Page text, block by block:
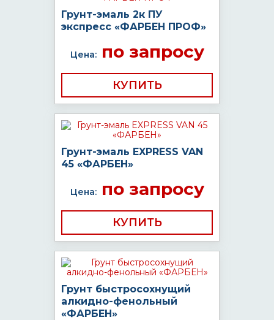
Грунт-эмаль 2к ПУ
экспресс «ФАРБЕН ПРОФ»
Цена:по запросу
КУПИТЬ
Грунт-эмаль EXPRESS VAN
45 «ФАРБЕН»
Цена:по запросу
КУПИТЬ
Грунт быстросохнущий
алкидно-фенольный
«ФАРБЕН»